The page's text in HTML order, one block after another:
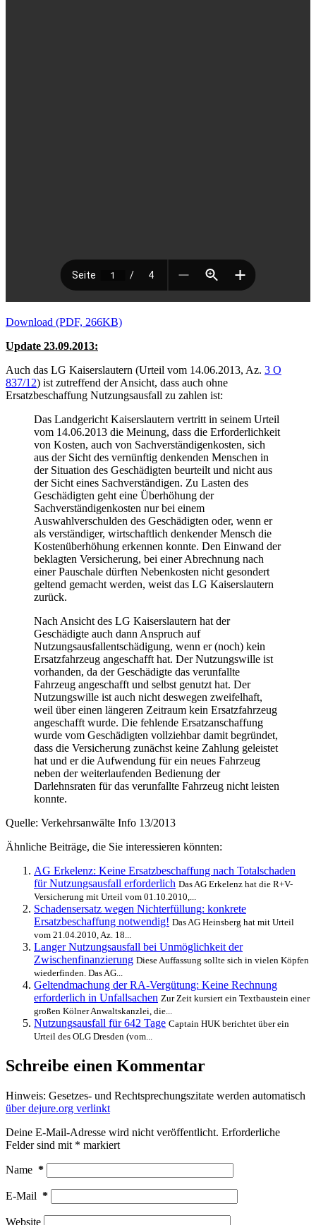
Download (PDF, 266KB)
Update 23.09.2013:
Auch das LG Kaiserslautern (Urteil vom 14.06.2013, Az. 3 O
837/12) ist zutreffend der Ansicht, dass auch ohne
Ersatzbeschaffung Nutzungsausfall zu zahlen ist:
Das Landgericht Kaiserslautern vertritt in seinem Urteil
vom 14.06.2013 die Meinung, dass die Erforderlichkeit
von Kosten, auch von Sachverständigenkosten, sich
aus der Sicht des vernünftig denkenden Menschen in
der Situation des Geschädigten beurteilt und nicht aus
der Sicht eines Sachverständigen. Zu Lasten des
Geschädigten geht eine Überhöhung der
Sachverständigenkosten nur bei einem
Auswahlverschulden des Geschädigten oder, wenn er
als verständiger, wirtschaftlich denkender Mensch die
Kostenüberhöhung erkennen konnte. Den Einwand der
beklagten Versicherung, bei einer Abrechnung nach
einer Pauschale dürften Nebenkosten nicht gesondert
geltend gemacht werden, weist das LG Kaiserslautern
zurück.
Nach Ansicht des LG Kaiserslautern hat der
Geschädigte auch dann Anspruch auf
Nutzungsausfallentschädigung, wenn er (noch) kein
Ersatzfahrzeug angeschafft hat. Der Nutzungswille ist
vorhanden, da der Geschädigte das verunfallte
Fahrzeug angeschafft und selbst genutzt hat. Der
Nutzungswille ist auch nicht deswegen zweifelhaft,
weil über einen längeren Zeitraum kein Ersatzfahrzeug
angeschafft wurde. Die fehlende Ersatzanschaffung
wurde vom Geschädigten vollziehbar damit begründet,
dass die Versicherung zunächst keine Zahlung geleistet
hat und er die Aufwendung für ein neues Fahrzeug
neben der weiterlaufenden Bedienung der
Darlehnsraten für das verunfallte Fahrzeug nicht leisten
konnte.
Quelle: Verkehrsanwälte Info 13/2013
Ähnliche Beiträge, die Sie interessieren könnten:
AG Erkelenz: Keine Ersatzbeschaffung nach Totalschaden
für Nutzungsausfall erforderlich Das AG Erkelenz hat die R+V-
Versicherung mit Urteil vom 01.10.2010,...
Schadensersatz wegen Nichterfüllung: konkrete
Ersatzbeschaffung notwendig! Das AG Heinsberg hat mit Urteil
vom 21.04.2010, Az. 18...
Langer Nutzungsausfall bei Unmöglichkeit der
Zwischenfinanzierung Diese Auffassung sollte sich in vielen Köpfen
wiederfinden. Das AG...
Geltendmachung der RA-Vergütung: Keine Rechnung
erforderlich in Unfallsachen Zur Zeit kursiert ein Textbaustein einer
großen Kölner Anwaltskanzlei, die...
Nutzungsausfall für 642 Tage Captain HUK berichtet über ein
Urteil des OLG Dresden (vom...
Schreibe einen Kommentar
Hinweis: Gesetzes- und Rechtsprechungszitate werden automatisch
über dejure.org verlinkt
Deine E-Mail-Adresse wird nicht veröffentlicht. Erforderliche
Felder sind mit * markiert
Name *
E-Mail *
Website